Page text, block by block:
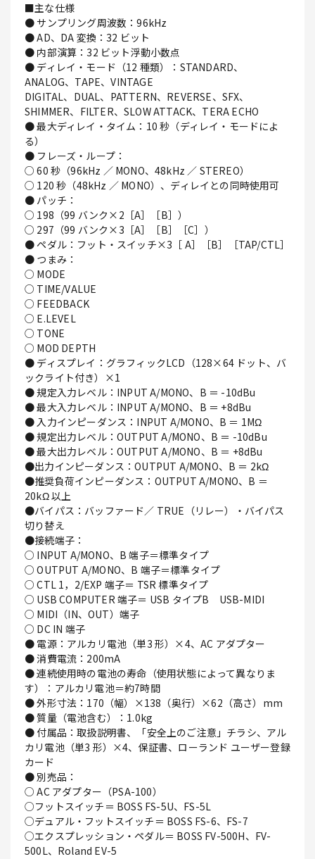
■主な仕様
● サンプリング周波数：96kHz
● AD、DA 変換：32 ビット
● 内部演算：32 ビット浮動小数点
● ディレイ・モード（12 種類）：STANDARD、
ANALOG、TAPE、VINTAGE
DIGITAL、DUAL、PATTERN、REVERSE、SFX、
SHIMMER、FILTER、SLOW ATTACK、TERA ECHO
● 最大ディレイ・タイム：10 秒（ディレイ・モードによ
る）
● フレーズ・ループ：
○ 60 秒（96kHz ／ MONO、48kHz ／ STEREO）
○ 120 秒（48kHz ／ MONO）、ディレイとの同時使用可
● パッチ：
○ 198（99 バンク×2［A］［B］）
○ 297（99 バンク×3［A］［B］［C］）
● ペダル：フット・スイッチ×3［ A］［B］［TAP/CTL］
● つまみ：
○ MODE
○ TIME/VALUE
○ FEEDBACK
○ E.LEVEL
○ TONE
○ MOD DEPTH
● ディスプレイ：グラフィックLCD（128×64 ドット、バ
ックライト付き）×1
● 規定入力レベル：INPUT A/MONO、B ＝ -10dBu
● 最大入力レベル：INPUT A/MONO、B ＝ +8dBu
● 入力インピーダンス：INPUT A/MONO、B ＝ 1MΩ
● 規定出力レベル：OUTPUT A/MONO、B ＝ -10dBu
● 最大出力レベル：OUTPUT A/MONO、B ＝ +8dBu
●出力インピーダンス：OUTPUT A/MONO、B ＝ 2kΩ
●推奨負荷インピーダンス：OUTPUT A/MONO、B ＝
20kΩ 以上
●バイパス：バッファード／ TRUE（リレー）・バイパス
切り替え
●接続端子：
○ INPUT A/MONO、B 端子＝標準タイプ
○ OUTPUT A/MONO、B 端子＝標準タイプ
○ CTL 1，2/EXP 端子＝ TSR 標準タイプ
○ USB COMPUTER 端子＝ USB タイプB USB-MIDI
○ MIDI（IN、OUT）端子
○ DC IN 端子
● 電源：アルカリ電池（単3 形）×4、AC アダプター
● 消費電流：200mA
● 連続使用時の電池の寿命（使用状態によって異なりま
す）：アルカリ電池＝約7時間
● 外形寸法：170（幅）×138（奥行）×62（高さ）mm
● 質量（電池含む）：1.0kg
● 付属品：取扱説明書、「安全上のご注意」チラシ、アル
カリ電池（単3 形）×4、保証書、ローランド ユーザー登録
カード
● 別売品：
○ AC アダプター（PSA-100）
○フットスイッチ＝ BOSS FS-5U、FS-5L
○デュアル・フットスイッチ＝ BOSS FS-6、FS-7
○エクスプレッション・ペダル＝ BOSS FV-500H、FV-
500L、Roland EV-5